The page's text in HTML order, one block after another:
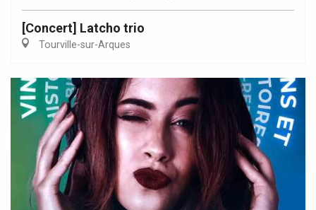
[Concert] Latcho trio
Tourville-sur-Arques